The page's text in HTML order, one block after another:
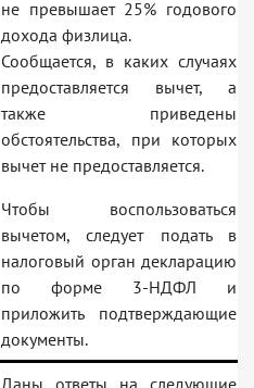
не превышает 25% годового
дохода физлица.
Сообщается, в каких случаях
предоставляется вычет, а
также приведены
обстоятельства, при которых
вычет не предоставляется.
Чтобы воспользоваться
вычетом, следует подать в
налоговый орган декларацию
по форме 3-НДФЛ и
приложить подтверждающие
документы.